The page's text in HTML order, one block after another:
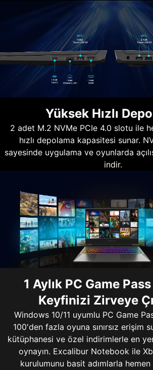
Yüksek Hızlı
2 adet M.2 NVMe PCIe 4.0 slotu ile
hızlı depolama kapasitesi sunar.
sayesinde uygulama ve oyunlarda
indir.
1 Aylık PC Game
Keyfinizi Zirveye
Windows 10/11 uyumlu PC Game
100'den fazla oyuna sınırsız erişim
kütüphanesi ve özel indirimlerle en
oynayın. Excalibur Notebook ile
kurulumunu basit adımlarla